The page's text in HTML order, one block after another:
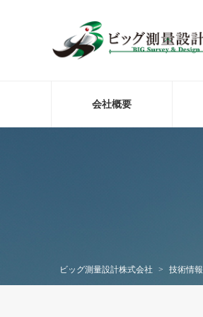
会社概要
ビッグ測量設計株式会社 > 技術情報